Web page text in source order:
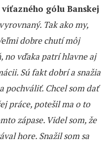
gólu Banskej
Tak ako my,
dobre chutí môj
no vďaka patrí hlavne aj
Sú fakt dobrí a snažia
pochváliť. Chcel som dať
práce, potešil ma o to
zápase. Videl som, že
hore. Snažil som sa